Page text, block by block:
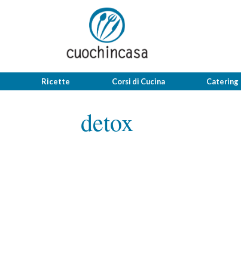
Ricette Corsi di Cucina Catering
detox